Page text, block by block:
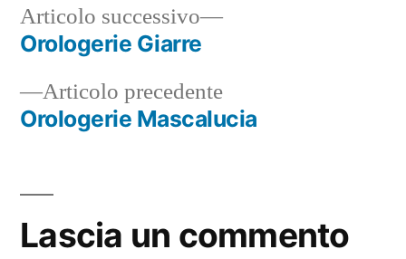
Navigazione
articoli
Articolo precedenteArticolo
precedente:
Orologerie Mascalucia
Articolo successivo
Articolo
Orologerie Giarre
Lascia un commento